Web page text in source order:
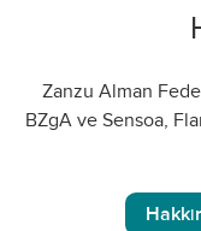
Zanzu Alman
BZgA ve Sensoa,